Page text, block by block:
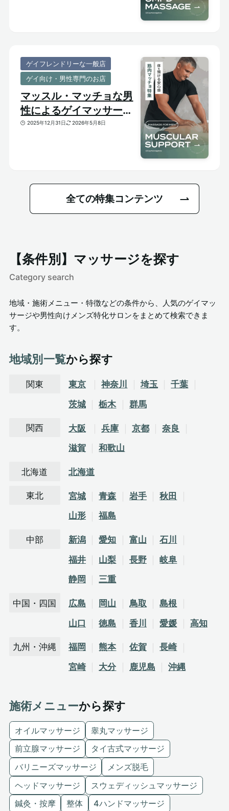
ゲイフレンドリーな一般店
ゲイ向け・男性専門のお店
マッスル・マッチョな男
性によるゲイマッサージ
特集｜おすすめ筋肉質メ
2025年12月31日 2026年5月8日
全ての特集コンテンツ
【条件別】マッサージを探す
Category search
地域・施術メニュー・特徴などの条件から、人気のゲイマッ
サージや男性向けメンズ特化サロンをまとめて検索できま
す。
地域別一覧から探す
関東 東京 神奈川 埼玉
千葉
茨城
栃木 群馬
関西 大阪 兵庫 京都
奈良
滋賀
和歌山
北海道 北海道
東北 宮城 青森 岩手
秋田
山形
福島
中部 新潟 愛知 富山
石川
福井
山梨 長野
岐阜
静岡
三重
中国・四国 広島 岡山 鳥取
島根
山口
徳島 香川 愛媛 高知
九州・沖縄 福岡 熊本 佐賀
長崎
宮崎
大分 鹿児島 沖縄
施術メニューから探す
オイルマッサージ
睾丸マッサージ
前立腺マッサージ
タイ古式マッサージ
バリニーズマッサージ
メンズ脱毛
ヘッドマッサージ
スウェディッシュマッサージ
鍼灸・按摩
整体
4ハンドマッサージ